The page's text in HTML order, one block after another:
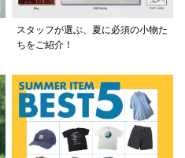
スタッフが選ぶ、夏に必須の小物た
ちをご紹介！